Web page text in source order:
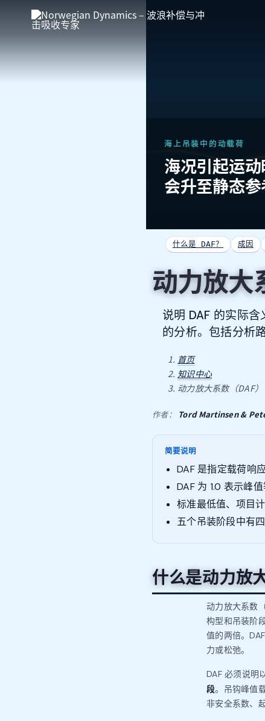
容
海上吊装中的动载荷
海况引起运
会升至静态参
什么是 DAF？ 成因
动力放大
说明 DAF 的实际
的分析。包括分析
首页
知识中心
动力放大系数（DAF）
作者： Tord Martinsen &
简要说明
DAF 是指定载荷响
DAF 为 1.0 表示峰
标准最低值、项目
五个吊装阶段中有
什么是动力放
动力放大系数
构型和吊装阶
值的两倍。
力或松弛。
DAF 必须说明
段。吊钩峰值
非安全系数、